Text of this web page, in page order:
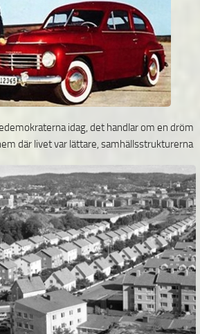
idag, det handlar om en dröm
där livet var lättare, samhällsstrukturerna